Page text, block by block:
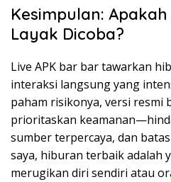
Kesimpulan: Apakah
Layak Dicoba?
Live APK bar bar tawarkan
interaksi langsung yang
paham risikonya, versi resmi
prioritaskan
sumber terpercaya, dan
saya, hiburan terbaik adalah
merugikan diri sendiri atau